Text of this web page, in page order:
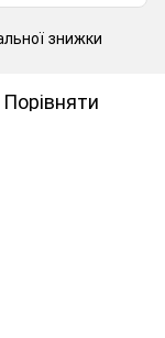
знижки
Порівняти